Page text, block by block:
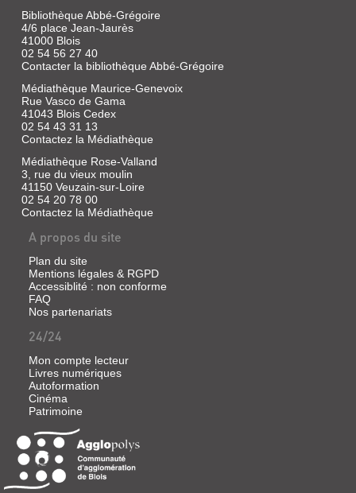
Bibliothèque Abbé-Grégoire
4/6 place Jean-Jaurès
41000 Blois
02 54 56 27 40
Contacter la bibliothèque Abbé-Grégoire
Médiathèque Maurice-Genevoix
Rue Vasco de Gama
41043 Blois Cedex
02 54 43 31 13
Contactez la Médiathèque
Médiathèque Rose-Valland
3, rue du vieux moulin
41150 Veuzain-sur-Loire
02 54 20 78 00
Contactez la Médiathèque
A propos du site
Plan du site
Mentions légales & RGPD
Accessiblité : non conforme
FAQ
Nos partenariats
24/24
Mon compte lecteur
Livres numériques
Autoformation
Cinéma
Patrimoine